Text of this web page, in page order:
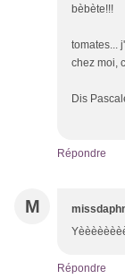
Je
tomates...
chez moi,
Dis
Répondre
M
Répondre